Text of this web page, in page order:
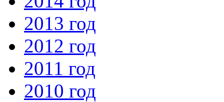
2013 год
2012 год
2011 год
2010 год